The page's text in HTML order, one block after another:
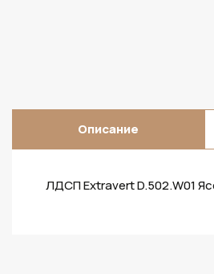
Описание
ЛДСП Extravert D.502.W01